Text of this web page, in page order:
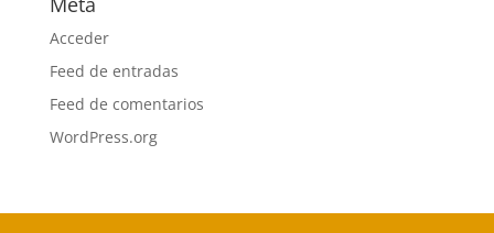
Acceder
Feed de entradas
Feed de comentarios
WordPress.org